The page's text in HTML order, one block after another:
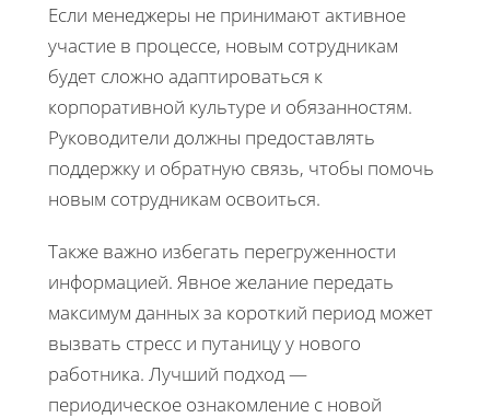
Если менеджеры не принимают активное
участие в процессе, новым сотрудникам
будет сложно адаптироваться к
корпоративной культуре и обязанностям.
Руководители должны предоставлять
поддержку и обратную связь, чтобы помочь
новым сотрудникам освоиться.
Также важно избегать перегруженности
информацией. Явное желание передать
максимум данных за короткий период может
вызвать стресс и путаницу у нового
работника. Лучший подход —
периодическое ознакомление с новой